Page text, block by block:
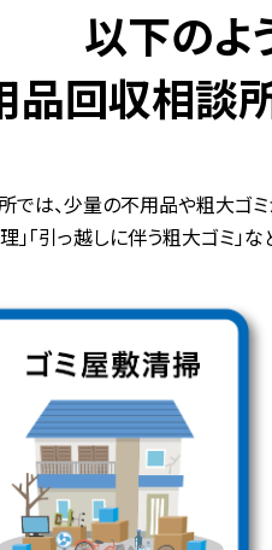
以下のよ
品回収相談
では、少量の不用品や粗大ゴミ
」「引っ越しに伴う粗大ゴミ